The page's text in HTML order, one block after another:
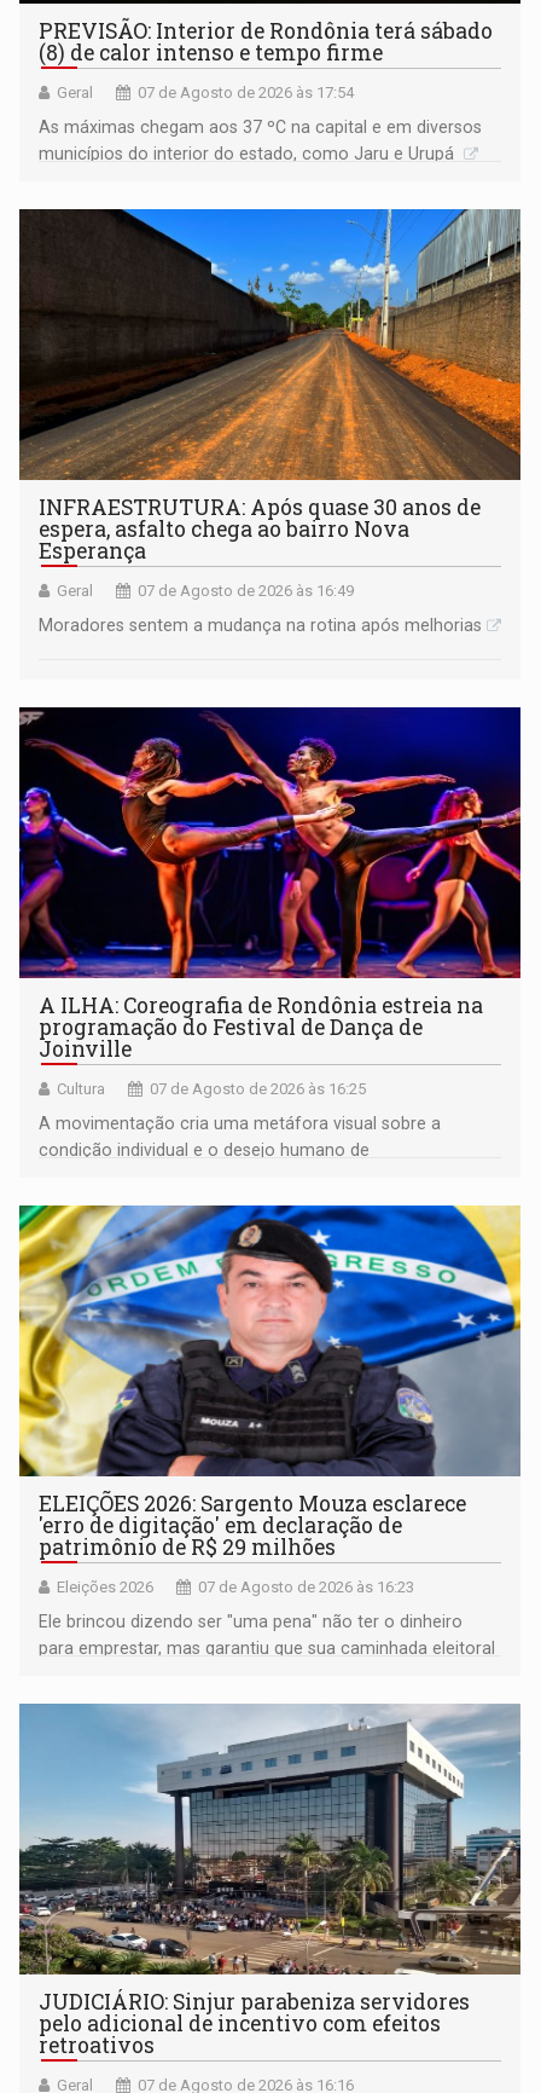
PREVISÃO: Interior de Rondônia terá sábado
(8) de calor intenso e tempo firme
Geral 07 de Agosto de 2026 às 17:54
As máximas chegam aos 37 ºC na capital e em diversos
municípios do interior do estado, como Jaru e Urupá
INFRAESTRUTURA: Após quase 30 anos de
espera, asfalto chega ao bairro Nova
Esperança
Geral 07 de Agosto de 2026 às 16:49
Moradores sentem a mudança na rotina após melhorias
A ILHA: Coreografia de Rondônia estreia na
programação do Festival de Dança de
Joinville
Cultura 07 de Agosto de 2026 às 16:25
A movimentação cria uma metáfora visual sobre a
condição individual e o desejo humano de
ELEIÇÕES 2026: Sargento Mouza esclarece
'erro de digitação' em declaração de
patrimônio de R$ 29 milhões
Eleições 2026 07 de Agosto de 2026 às 16:23
Ele brincou dizendo ser "uma pena" não ter o dinheiro
para emprestar, mas garantiu que sua caminhada eleitoral
JUDICIÁRIO: Sinjur parabeniza servidores
pelo adicional de incentivo com efeitos
retroativos
Geral 07 de Agosto de 2026 às 16:16